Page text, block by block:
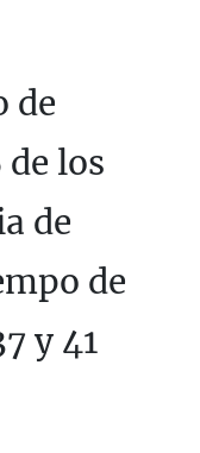
de
los
de
de
y 41